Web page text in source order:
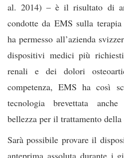
al. 2014) – è il risultato di
condotte da EMS sulla
ha permesso all’azienda
dispositivi medici più
renali e dei dolori
competenza, EMS ha così
tecnologia brevettata
bellezza per il trattamento
Sarà possibile provare il
anteprima assoluta durante i